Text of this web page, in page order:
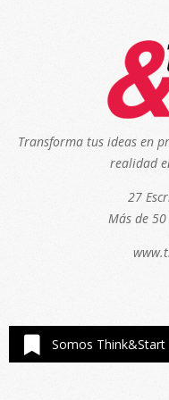
Transforma tus ideas en
realidad
27
Más de
Somos Think&Start